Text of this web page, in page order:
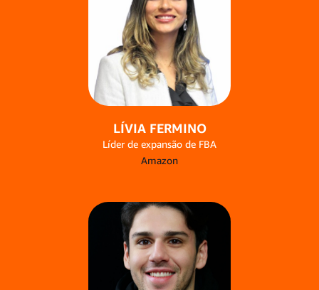
LÍVIA FERMINO
Líder de expansão de FBA
Amazon